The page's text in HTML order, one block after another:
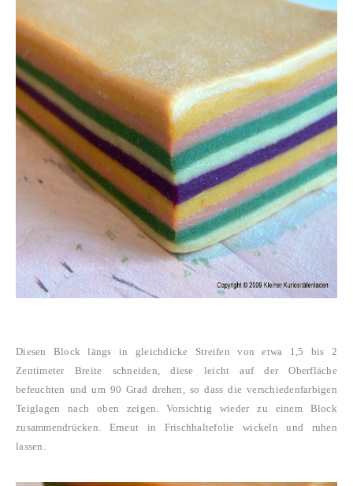
Diesen Block längs in gleichdicke Streifen von etwa 1,5 bis 2
Zentimeter Breite schneiden, diese leicht auf der Oberfläche
befeuchten und um 90 Grad drehen, so dass die verschiedenfarbigen
Teiglagen nach oben zeigen. Vorsichtig wieder zu einem Block
zusammendrücken. Erneut in Frischhaltefolie wickeln und ruhen
lassen.